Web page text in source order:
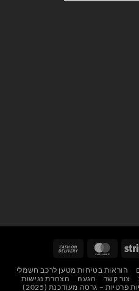
Stripe
MasterCard
Delivery
הוראות בטיחות מטען לרכב חשמלי
צור קשר הגעה
הצהרת נגישות
פרטיות – גרסה מעודכנת (2025)